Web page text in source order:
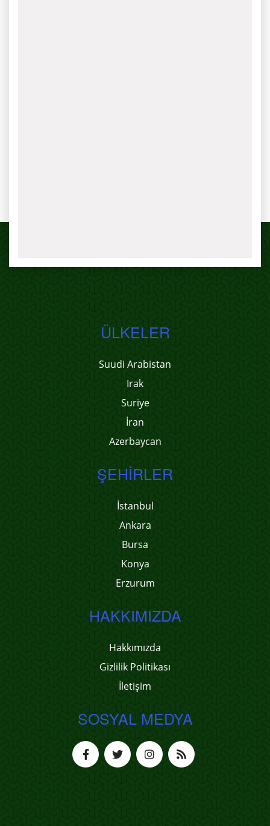
ÜLKELER
Suudi Arabistan
Irak
Suriye
İran
Azerbaycan
ŞEHIRLER
İstanbul
Ankara
Bursa
Konya
Erzurum
HAKKIMIZDA
Hakkımızda
Gizlilik Politikası
İletişim
SOSYAL MEDYA